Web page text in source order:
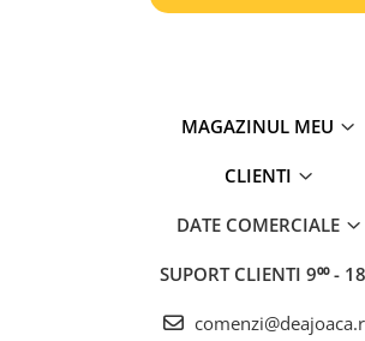
MAGAZINUL MEU
CLIENTI
DATE COMERCIALE
SUPORT CLIENTI 9⁰⁰ -